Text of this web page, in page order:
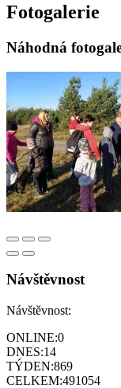
Fotogalerie
Náhodná
Návštěvnost
Návštěvnost:
ONLINE:0
DNES:14
TÝDEN:869
CELKEM:491054